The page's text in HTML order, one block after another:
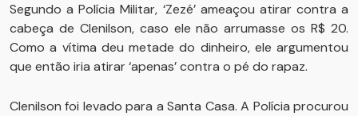
Segundo a Polícia Militar, ‘Zezé’ ameaçou atirar contra a
cabeça de Clenilson, caso ele não arrumasse os R$ 20.
Como a vítima deu metade do dinheiro, ele argumentou
que então iria atirar ‘apenas’ contra o pé do rapaz.
Clenilson foi levado para a Santa Casa. A Polícia procurou